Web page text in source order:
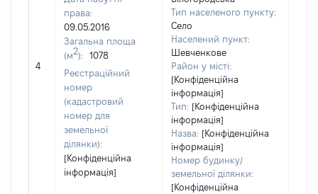
4
права:
09.05.2016
Загальна площа
(м2):
1078
Реєстраційний
номер
(кадастровий
номер для
земельної
ділянки):
[Конфіденційна
інформація]
Тип населеного пункту:
Село
Населений пункт:
Шевченкове
Район у місті:
[Конфіденційна
інформація]
Тип: [Конфіденційна
інформація]
Назва: [Конфіденційна
інформація]
Номер будинку/
земельної ділянки:
[Конфіденційна